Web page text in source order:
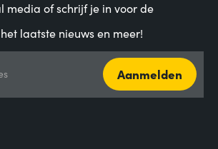
media of schrijf je in voor de
laatste nieuws en meer!
Aanmelden